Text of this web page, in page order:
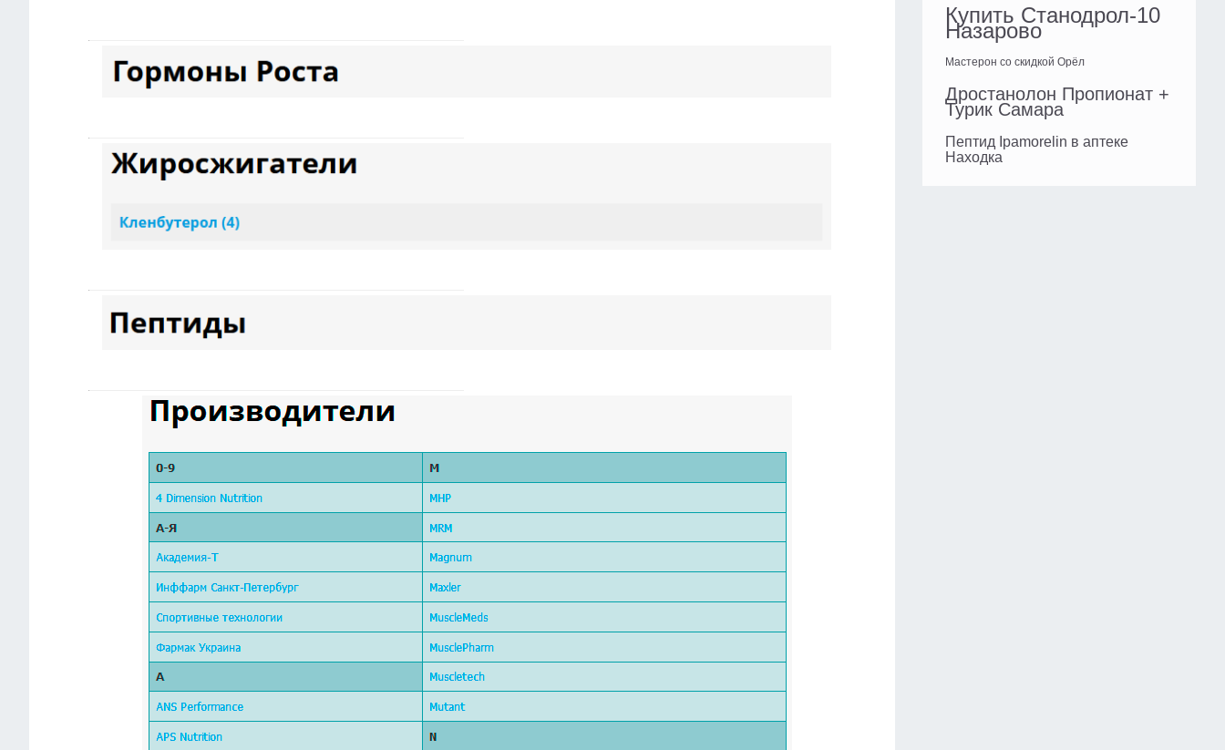
Купить Станодрол-10
Назарово
Мастерон со скидкой Орёл
Дростанолон Пропионат +
Турик Самара
Пептид Ipamorelin в аптеке
Находка